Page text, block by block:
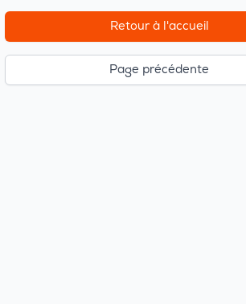
Retour à l'accueil
Page précédente